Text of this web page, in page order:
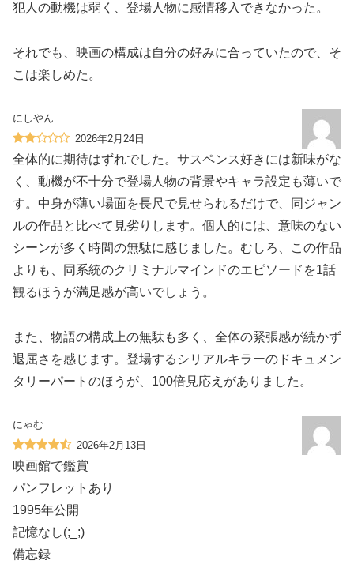
犯人の動機は弱く、登場人物に感情移入できなかった。
それでも、映画の構成は自分の好みに合っていたので、そ
こは楽しめた。
にしやん
2026年2月24日
全体的に期待はずれでした。サスペンス好きには新味がな
く、動機が不十分で登場人物の背景やキャラ設定も薄いで
す。中身が薄い場面を長尺で見せられるだけで、同ジャン
ルの作品と比べて見劣りします。個人的には、意味のない
シーンが多く時間の無駄に感じました。むしろ、この作品
よりも、同系統のクリミナルマインドのエピソードを1話
観るほうが満足感が高いでしょう。
また、物語の構成上の無駄も多く、全体の緊張感が続かず
退屈さを感じます。登場するシリアルキラーのドキュメン
タリーパートのほうが、100倍見応えがありました。
にゃむ
2026年2月13日
映画館で鑑賞
パンフレットあり
1995年公開
記憶なし(;_;)
備忘録